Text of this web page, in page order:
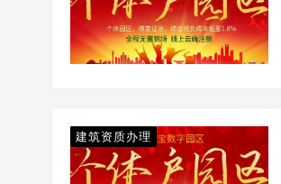
建筑资质办理